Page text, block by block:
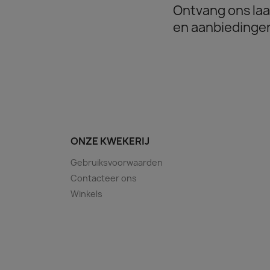
Ontvang ons
en
ONZE KWEKERIJ
Gebruiksvoorwaarden
Contacteer ons
Winkels